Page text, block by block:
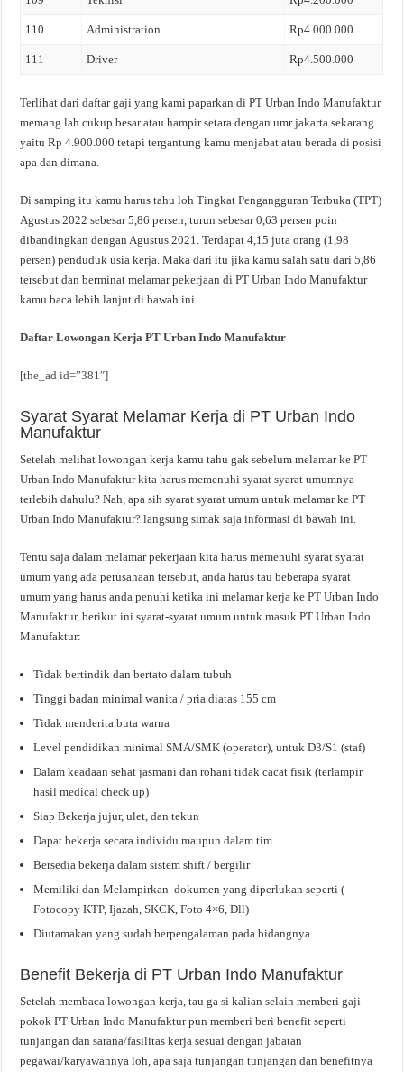
110 Administration Rp4.000.000
111 Driver Rp4.500.000
Terlihat dari daftar gaji yang kami paparkan di PT Urban Indo Manufaktur
memang lah cukup besar atau hampir setara dengan umr jakarta sekarang
yaitu Rp 4.900.000 tetapi tergantung kamu menjabat atau berada di posisi
apa dan dimana.
Di samping itu kamu harus tahu loh Tingkat Pengangguran Terbuka (TPT)
Agustus 2022 sebesar 5,86 persen, turun sebesar 0,63 persen poin
dibandingkan dengan Agustus 2021. Terdapat 4,15 juta orang (1,98
persen) penduduk usia kerja. Maka dari itu jika kamu salah satu dari 5,86
tersebut dan berminat melamar pekerjaan di PT Urban Indo Manufaktur
kamu baca lebih lanjut di bawah ini.
Daftar Lowongan Kerja PT Urban Indo Manufaktur
[the_ad id=”381″]
Syarat Syarat Melamar Kerja di PT Urban Indo
Manufaktur
Setelah melihat lowongan kerja kamu tahu gak sebelum melamar ke PT
Urban Indo Manufaktur kita harus memenuhi syarat syarat umumnya
terlebih dahulu? Nah, apa sih syarat syarat umum untuk melamar ke PT
Urban Indo Manufaktur? langsung simak saja informasi di bawah ini.
Tentu saja dalam melamar pekerjaan kita harus memenuhi syarat syarat
umum yang ada perusahaan tersebut, anda harus tau beberapa syarat
umum yang harus anda penuhi ketika ini melamar kerja ke PT Urban Indo
Manufaktur, berikut ini syarat-syarat umum untuk masuk PT Urban Indo
Manufaktur:
Tidak bertindik dan bertato dalam tubuh
Tinggi badan minimal wanita / pria diatas 155 cm
Tidak menderita buta warna
Level pendidikan minimal SMA/SMK (operator), untuk D3/S1 (staf)
Dalam keadaan sehat jasmani dan rohani tidak cacat fisik (terlampir
hasil medical check up)
Siap Bekerja jujur, ulet, dan tekun
Dapat bekerja secara individu maupun dalam tim
Bersedia bekerja dalam sistem shift / bergilir
Memiliki dan Melampirkan dokumen yang diperlukan seperti (
Fotocopy KTP, Ijazah, SKCK, Foto 4×6, Dll)
Diutamakan yang sudah berpengalaman pada bidangnya
Benefit Bekerja di PT Urban Indo Manufaktur
Setelah membaca lowongan kerja, tau ga si kalian selain memberi gaji
pokok PT Urban Indo Manufaktur pun memberi beri benefit seperti
tunjangan dan sarana/fasilitas kerja sesuai dengan jabatan
pegawai/karyawannya loh, apa saja tunjangan tunjangan dan benefitnya